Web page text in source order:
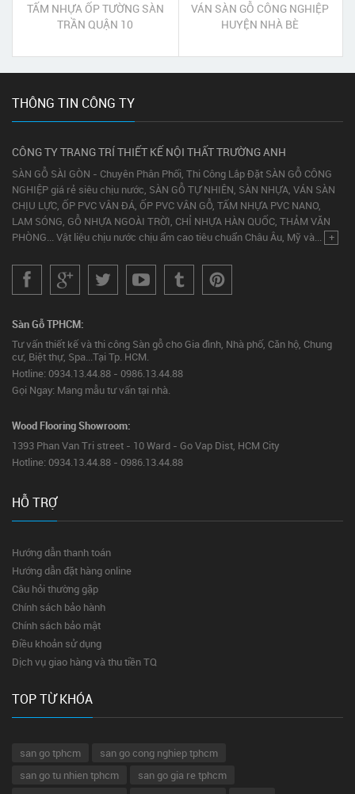
TẤM NHỰA ỐP TƯỜNG SÀN
TRẦN QUẬN 10
VÁN SÀN GỖ CÔNG NGHIỆP
HUYỆN NHÀ BÈ
THÔNG TIN CÔNG TY
CÔNG TY TRANG TRÍ THIẾT KẾ NỘI THẤT TRƯỜNG ANH
SÀN GỖ SÀI GÒN - Chuyên Phân Phối, Thi Công Lắp Đặt SÀN GỖ CÔNG
NGHIỆP giá rẻ siêu chịu nước, SÀN GỖ TỰ NHIÊN, SÀN NHỰA, VÁN SÀN
CHỊU LỰC, ỐP PVC VÂN ĐÁ, ỐP PVC VÂN GỖ, TẤM NHỰA PVC NANO,
LAM SÓNG, GỖ NHỰA NGOÀI TRỜI, CHỈ NHỰA HÀN QUỐC, THẢM VĂN
PHÒNG... Vật liệu chịu nước chịu ẩm cao tiêu chuẩn Châu Âu, Mỹ và... +
Sàn Gỗ TPHCM:
Tư vấn thiết kế và thi công Sàn gỗ cho Gia đình, Nhà phố, Căn hộ, Chung
cư, Biệt thự, Spa...Tại Tp. HCM.
Hotline: 0934.13.44.88 - 0986.13.44.88
Gọi Ngay: Mang mẫu tư vấn tại nhà.
Wood Flooring Showroom:
1393 Phan Van Tri street - 10 Ward - Go Vap Dist, HCM City
Hotline: 0934.13.44.88 - 0986.13.44.88
HỖ TRỢ
Hướng dẫn thanh toán
Hướng dẫn đặt hàng online
Câu hỏi thường gặp
Chính sách bảo hành
Chính sách bảo mật
Điều khoản sử dụng
Dịch vụ giao hàng và thu tiền TQ
TOP TỪ KHÓA
san go tphcm
san go cong nghiep tphcm
san go tu nhien tphcm
san go gia re tphcm